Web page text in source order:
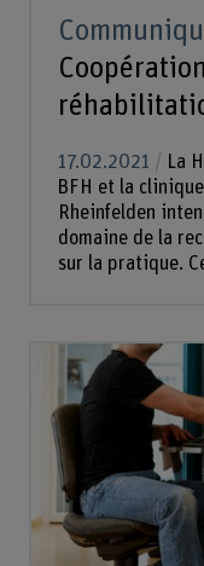
17.02.2021
La
BFH et la
Rheinfelden
domaine de la
sur la pratique.